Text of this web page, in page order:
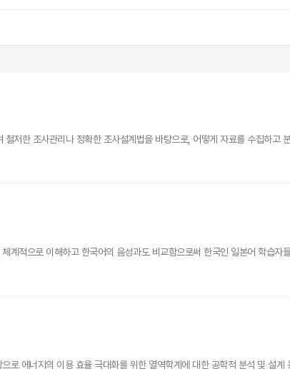
저한 조사관리나 정확한 조사설계법을 바탕으로, 어떻게 자료를 수집하고
계적으로 이해하고 한국어의 음성과도 비교함으로써 한국인 일본어 학습자
로 에너지의 이용 효율 극대화를 위한 열역학계에 대한 공학적 분석 및 설